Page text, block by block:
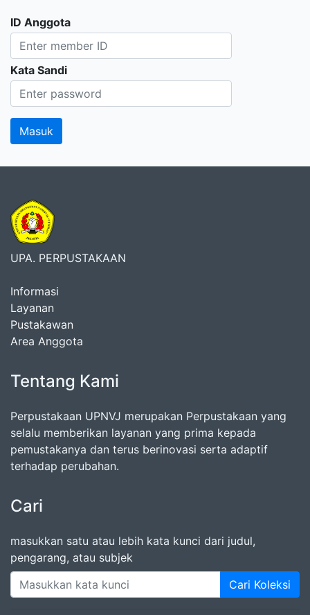
ID Anggota
Kata Sandi
UPA. PERPUSTAKAAN
Informasi
Layanan
Pustakawan
Area Anggota
Tentang Kami
Perpustakaan UPNVJ merupakan Perpustakaan yang
selalu memberikan layanan yang prima kepada
pemustakanya dan terus berinovasi serta adaptif
terhadap perubahan.
Cari
masukkan satu atau lebih kata kunci dari judul,
pengarang, atau subjek
Cari Koleksi